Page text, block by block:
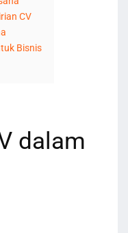
CV
Bisnis
dalam